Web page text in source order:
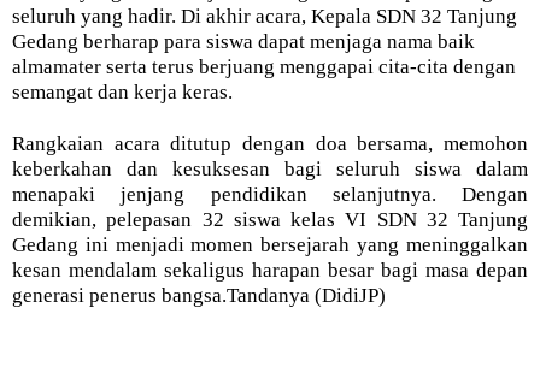
seluruh yang hadir. Di akhir acara, Kepala SDN 32 Tanjung
Gedang berharap para siswa dapat menjaga nama baik
almamater serta terus berjuang menggapai cita-cita dengan
semangat dan kerja keras.
Rangkaian acara ditutup dengan doa bersama, memohon
keberkahan dan kesuksesan bagi seluruh siswa dalam
menapaki jenjang pendidikan selanjutnya. Dengan
demikian, pelepasan 32 siswa kelas VI SDN 32 Tanjung
Gedang ini menjadi momen bersejarah yang meninggalkan
kesan mendalam sekaligus harapan besar bagi masa depan
generasi penerus bangsa.Tandanya (DidiJP)